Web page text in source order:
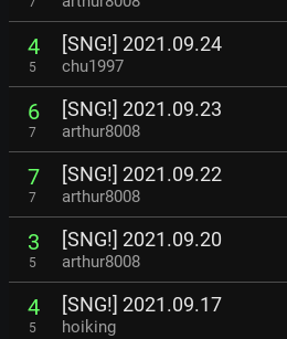
4
5
[SNG!] 2021.09.24
chu1997
6
7
[SNG!] 2021.09.23
arthur8008
7
7
[SNG!] 2021.09.22
arthur8008
3
5
[SNG!] 2021.09.20
arthur8008
4
5
[SNG!] 2021.09.17
hoiking